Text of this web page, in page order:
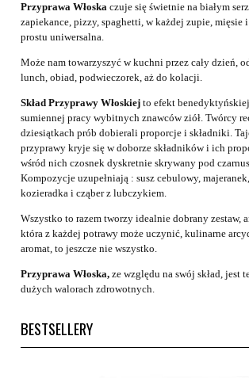
Przyprawa Włoska czuje się świetnie na białym
zapiekance, pizzy, spaghetti, w każdej zupie, mięsie i
prostu uniwersalna.
Może nam towarzyszyć w kuchni przez cały dzień,
lunch, obiad, podwieczorek, aż do kolacji.
Skład Przyprawy Włoskiej to efekt
sumiennej pracy wybitnych znawców ziół. Twórcy
dziesiątkach prób dobierali proporcje i składniki.
przyprawy kryje się w doborze składników i ich
wśród nich czosnek dyskretnie skrywany pod
Kompozycje uzupełniają : susz cebulowy,
kozieradka i cząber z lubczykiem.
Wszystko to razem tworzy idealnie dobrany zestaw,
która z każdej potrawy może uczynić, kulinarne
aromat, to jeszcze nie wszystko.
Przyprawa Włoska, ze względu na swój skład, jest
dużych walorach zdrowotnych.
BESTSELLERY